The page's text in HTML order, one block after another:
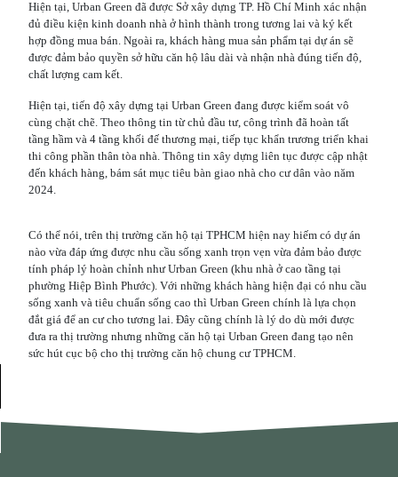
Hiện tại, Urban Green đã được Sở xây dựng TP. Hồ Chí Minh xác nhận
đủ điều kiện kinh doanh nhà ở hình thành trong tương lai và ký kết
hợp đồng mua bán. Ngoài ra, khách hàng mua sản phẩm tại dự án sẽ
được đảm bảo quyền sở hữu căn hộ lâu dài và nhận nhà đúng tiến độ,
chất lượng cam kết.
Hiện tại, tiến độ xây dựng tại Urban Green đang được kiểm soát vô
cùng chặt chẽ. Theo thông tin từ chủ đầu tư, công trình đã hoàn tất
tầng hầm và 4 tầng khối đế thương mại, tiếp tục khẩn trương triển khai
thi công phần thân tòa nhà. Thông tin xây dựng liên tục được cập nhật
đến khách hàng, bám sát mục tiêu bàn giao nhà cho cư dân vào năm
2024.
Có thể nói, trên thị trường căn hộ tại TPHCM hiện nay hiếm có dự án
nào vừa đáp ứng được nhu cầu sống xanh trọn vẹn vừa đảm bảo được
tính pháp lý hoàn chỉnh như Urban Green (khu nhà ở cao tầng tại
phường Hiệp Bình Phước). Với những khách hàng hiện đại có nhu cầu
sống xanh và tiêu chuẩn sống cao thì Urban Green chính là lựa chọn
đắt giá để an cư cho tương lai. Đây cũng chính là lý do dù mới được
đưa ra thị trường nhưng những căn hộ tại Urban Green đang tạo nên
sức hút cục bộ cho thị trường căn hộ chung cư TPHCM.